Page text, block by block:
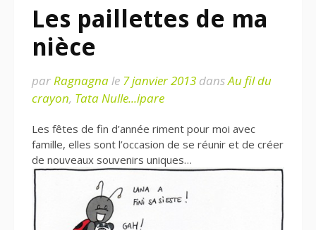
Les paillettes de ma
nièce
parRagnagnale 7 janvier 2013 dansAu fil du
crayon, Tata Nulle...ipare
Les fêtes de fin d’année riment pour moi avec
famille, elles sont l’occasion de se réunir et de créer
de nouveaux souvenirs uniques…